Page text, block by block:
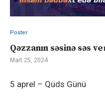
Poster
Qəzzanın səsinə səs
Mart 25, 2024
5 aprel – Qüds Günü